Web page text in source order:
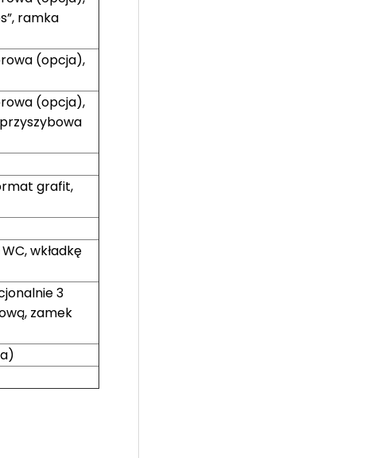
ramka
(opcja),
(opcja),
grafit,
wkładkę
3
zamek